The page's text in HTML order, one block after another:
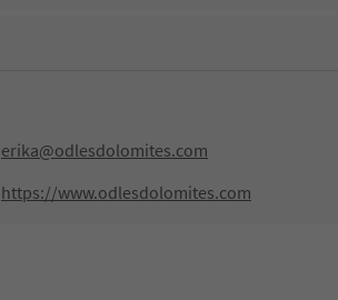
erika@odlesdolomites.com
https://www.odlesdolomites.com